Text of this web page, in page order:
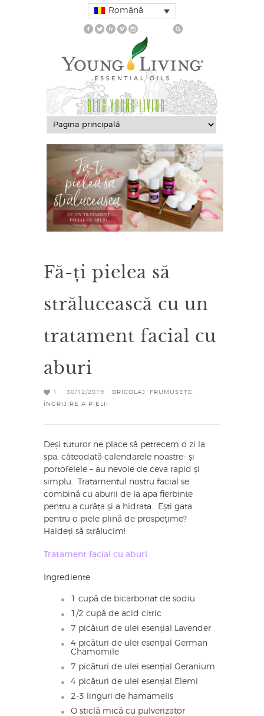
Română
BLOG YOUNG LIVING
Fă-ți pielea să
strălucească cu un
tratament facial cu
aburi
1 30/12/2019 - BRICOLAJ FRUMUSEȚE
ÎNGRIJIRE A PIELII
Deși tuturor ne place să petrecem o zi la
spa, câteodată calendarele noastre- și
portofelele – au nevoie de ceva rapid și
simplu. Tratamentul nostru facial se
combină cu aburii de la apa fierbinte
pentru a curăța și a hidrata. Ești gata
pentru o piele plină de prospețime?
Haideți să strălucim!
Tratament facial cu aburi
Ingrediente
1 cupă de bicarbonat de sodiu
1/2 cupă de acid citric
7 picături de ulei esențial Lavender
4 picături de ulei esențial German
Chamomile
7 picături de ulei esențial Geranium
4 picături de ulei esențial Elemi
2-3 linguri de hamamelis
O sticlă mică cu pulverizator